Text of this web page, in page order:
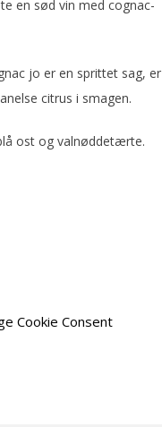
Cookie Consent
en sød vin med cognac-
jo er en sprittet sag, er
citrus i smagen.
ost og valnøddetærte.